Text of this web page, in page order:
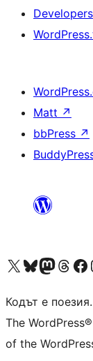
Developers
Matt ↗
bbPress ↗
Visit our X (formerly Twitter) account
Visit our Bluesky account
Visit our Mastodon
Visit our
Кодът е поезия.
The
of the